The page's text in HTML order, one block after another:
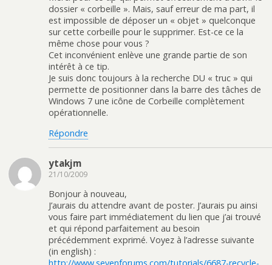
dossier « corbeille ». Mais, sauf erreur de ma part, il
est impossible de déposer un « objet » quelconque
sur cette corbeille pour le supprimer. Est-ce ce la
même chose pour vous ?
Cet inconvénient enlève une grande partie de son
intérêt à ce tip.
Je suis donc toujours à la recherche DU « truc » qui
permette de positionner dans la barre des tâches de
Windows 7 une icône de Corbeille complètement
opérationnelle.
Répondre
ytakjm
21/10/2009
Bonjour à nouveau,
J’aurais du attendre avant de poster. J’aurais pu ainsi
vous faire part immédiatement du lien que j’ai trouvé
et qui répond parfaitement au besoin
précédemment exprimé. Voyez à l’adresse suivante
(in english) :